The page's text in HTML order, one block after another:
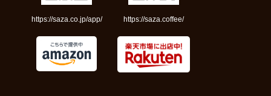
https://saza.co.jp/app/ https://saza.coffee/